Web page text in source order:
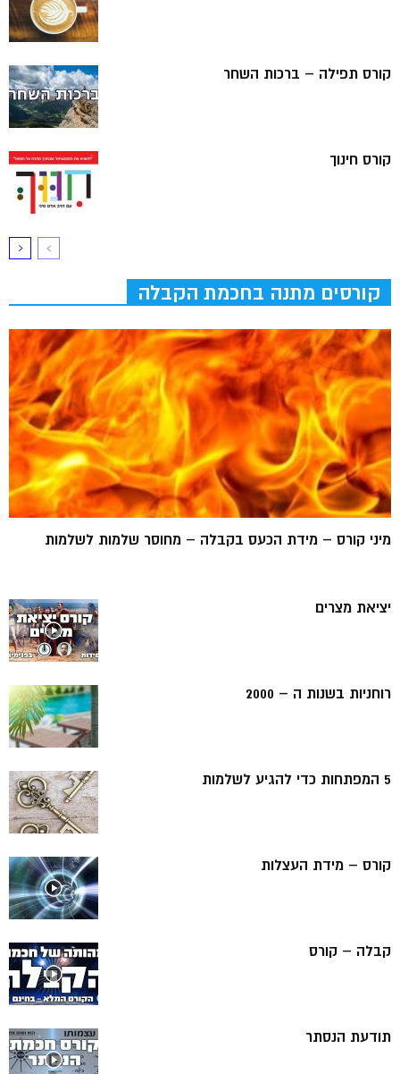
קורס תפילה – ברכות השחר
קורס חינוך
קורסים מתנה בחכמת הקבלה
מיני קורס – מידת הכעס בקבלה – מחוסר שלמות לשלמות
יציאת מצרים
רוחניות בשנות ה – 2000
5 המפתחות כדי להגיע לשלמות
קורס – מידת העצלות
קבלה – קורס
תודעת הנסתר